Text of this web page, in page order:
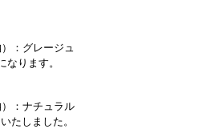
：グレージュ
ります。
：ナチュラル
たしました。